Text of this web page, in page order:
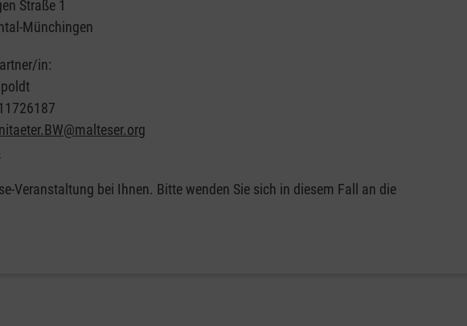
Straße 1
Münchingen
in:
Veranstaltung bei Ihnen. Bitte wenden Sie sich in diesem Fall an die